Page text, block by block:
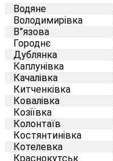
Водяне
Володимирівка
В”язова
Городнє
Дублянка
Каплунівка
Качалівка
Китченківка
Ковалівка
Козіївка
Колонтаїв
Костянтинівка
Котелевка
Краснокутськ